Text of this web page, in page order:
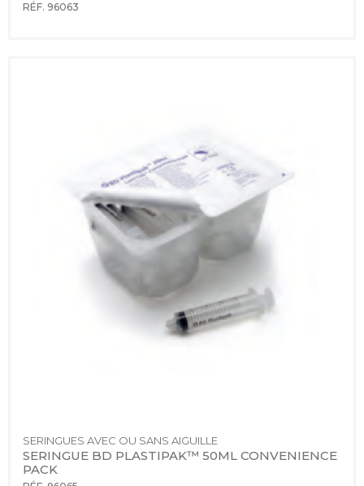
RÉF. 96063
SERINGUES AVEC OU SANS AIGUILLE
SERINGUE BD PLASTIPAK™ 50ML CONVENIENCE
PACK